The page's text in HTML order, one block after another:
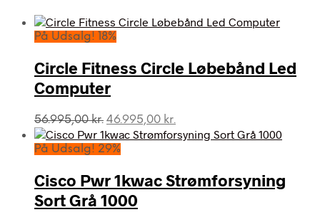
På Udsalg! 18%
Circle Fitness Circle Løbebånd Led
Computer
56.995,00kr. Den
oprindelige
pris
56.995,00 kr..
46.995,00 kr.
aktuelle
46.995,00 kr..
På Udsalg! 29%
Cisco Pwr 1kwac Strømforsyning
Sort Grå 1000